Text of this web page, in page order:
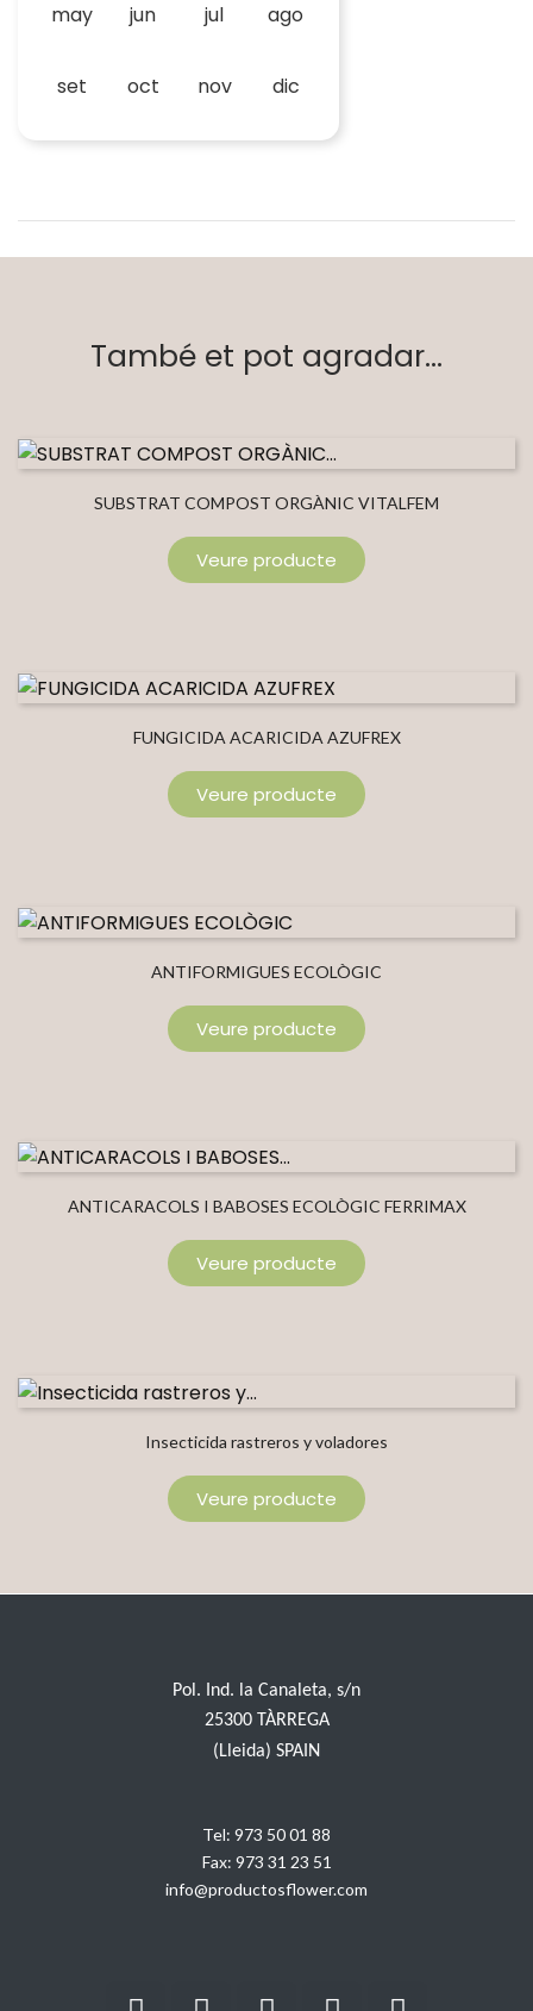
may jun jul ago
set oct nov dic
També et pot agradar...
SUBSTRAT COMPOST ORGÀNIC VITALFEM
Veure producte
FUNGICIDA ACARICIDA AZUFREX
Veure producte
ANTIFORMIGUES ECOLÒGIC
Veure producte
ANTICARACOLS I BABOSES ECOLÒGIC FERRIMAX
Veure producte
Insecticida rastreros y voladores
Veure producte
Pol. Ind. la Canaleta, s/n
25300 TÀRREGA
(Lleida) SPAIN
Tel: 973 50 01 88
Fax: 973 31 23 51
info@productosflower.com